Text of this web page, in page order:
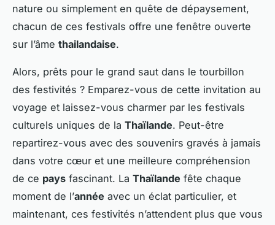
nature ou simplement en quête de dépaysement,
chacun de ces festivals offre une fenêtre ouverte
sur l’âme thailandaise.
Alors, prêts pour le grand saut dans le tourbillon
des festivités ? Emparez-vous de cette invitation au
voyage et laissez-vous charmer par les festivals
culturels uniques de la Thaïlande. Peut-être
repartirez-vous avec des souvenirs gravés à jamais
dans votre cœur et une meilleure compréhension
de ce pays fascinant. La Thaïlande fête chaque
moment de l’année avec un éclat particulier, et
maintenant, ces festivités n’attendent plus que vous